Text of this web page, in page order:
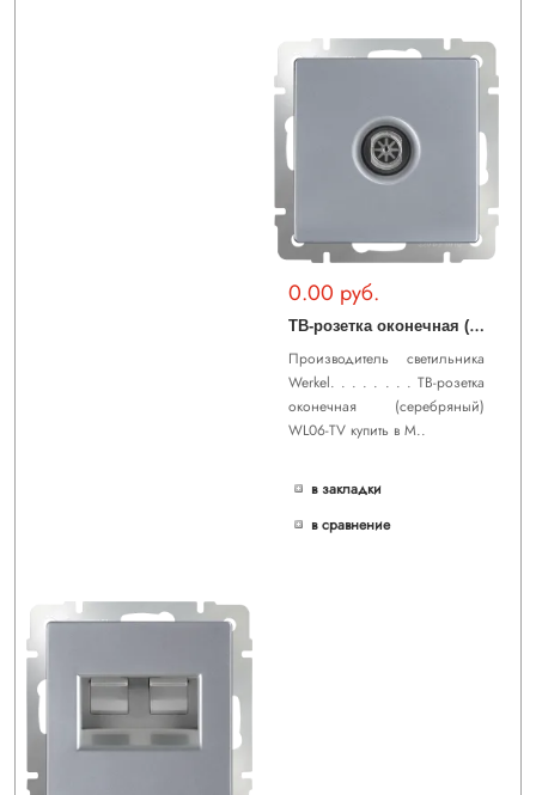
0.00 руб.
Т
В-розетка оконечная (серебряный) WL06-TV
Производитель светильника
Werkel. . . . . . . . ТВ-розетка
оконечная (серебряный)
WL06-TV купить в М..
в закладки
в сравнение